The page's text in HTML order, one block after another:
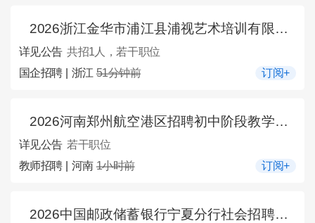
2026浙江金华市浦江县浦视艺术培训有限公司专职培训老师1名公告
详见公告 共招1人，若干职位
国企招聘 | 浙江 51分钟前 订阅+
2026河南郑州航空港区招聘初中阶段教学辅助人员公告
详见公告 若干职位
教师招聘 | 河南 1小时前 订阅+
2026中国邮政储蓄银行宁夏分行社会招聘公告